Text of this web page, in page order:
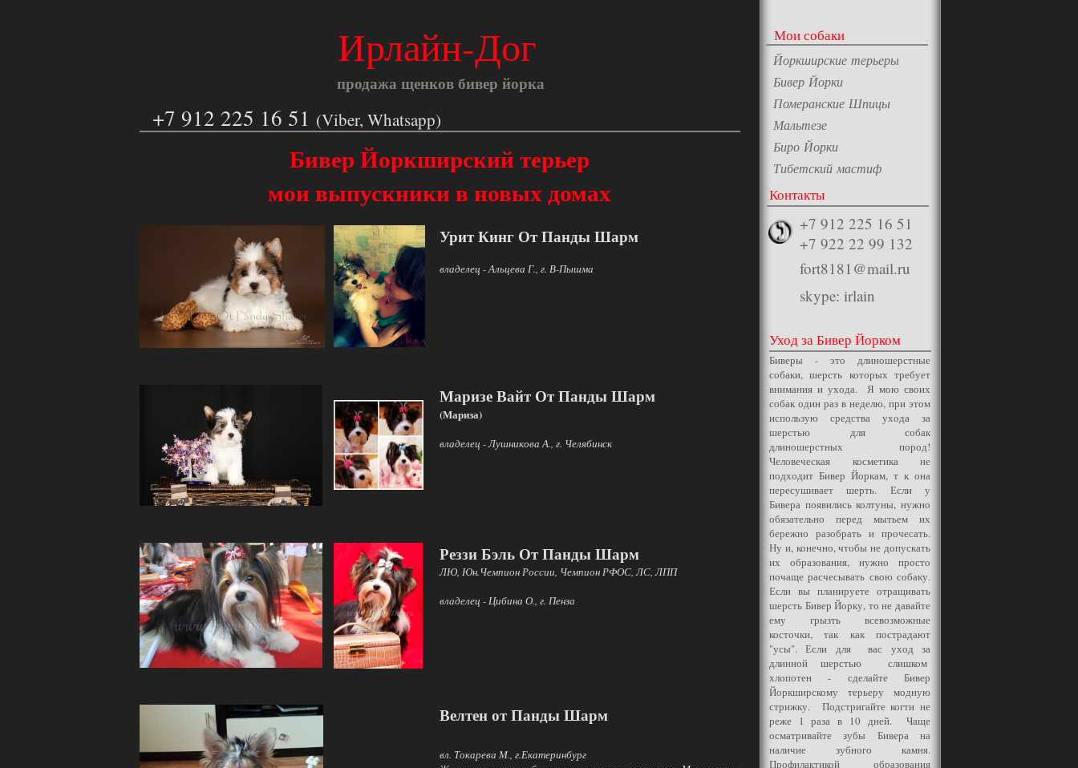
Биверы - это длиношерстные
собаки, шерсть которых требует
внимания и ухода. Я мою своих
собак один раз в неделю, при этом
использую средства ухода за
шерстью для собак
длиношерстных пород!
Человеческая косметика не
подходит Бивер Йоркам, т к она
пересушивает шерть. Если у
Бивера появились колтуны, нужно
обязательно перед мытьем их
бережно разобрать и прочесать.
Ну и, конечно, чтобы не допускать
их образования, нужно просто
почаще расчесывать свою собаку.
Если вы планируете отращивать
шерсть Бивер Йорку, то не давайте
ему грызть всевозможные
косточки, так как пострадают
"усы". Если для вас уход за
длинной шерстью слишком
хлопотен - сделайте Бивер
Йоркширскому терьеру модную
стрижку. Подстригайте когти не
реже 1 раза в 10 дней. Чаще
осматривайте зубы Бивера на
наличие зубного камня.
Профилактикой образования
продажа щенков бивер йорка
+7 912 225 16 51 (Viber, Whatsapp)
Уход за Бивер Йорком
Мои собаки
Бивер Йоркширский терьер
мои выпускники в новых домах
Ирлайн-Дог
Контакты
Урит Кинг От Панды Шарм
владелец - Альцева Г., г. В-Пышма
Маризе Вайт От Панды Шарм
(Мариза)
владелец - Лушникова А., г. Челябинск
Реззи Бэль От Панды Шарм
ЛЮ, Юн.Чемпион России, Чемпион РФОС, ЛС, ЛПП
владелец - Цибина О., г. Пенза
+7 912 225 16 51
+7 922 22 99 132
fort8181@mail.ru
skype: irlain
Велтен от Панды Шарм
вл. Токарева М., г.Екатеринбург
Йоркширские терьеры
Бивер Йорки
Померанские Шпицы
Мальтезе
Биро Йорки
Тибетский мастиф